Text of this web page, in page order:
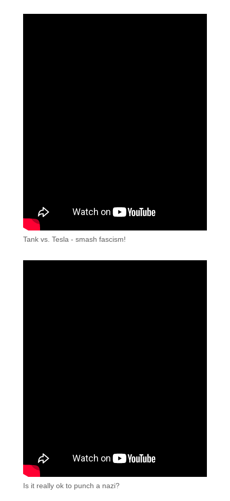
Tank vs. Tesla - smash fascism!
Is it really ok to punch a nazi?